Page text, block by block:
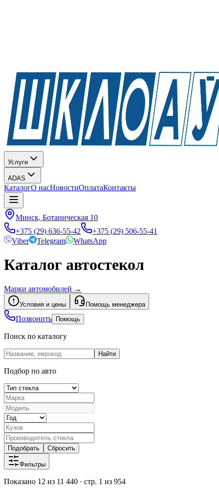
Услуги
ADAS
КаталогО насНовостиОплатаКонтакты
Минск, Ботаническая 10
+375 (29) 636-55-42
+375 (29) 506-55-41
Viber
Telegram WhatsApp
Каталог автостекол
Марки автомобилей →
Условия и цены Помощь менеджера
Позвонить Помощь
Поиск по каталогу
Найти
Подбор по авто
Подобрать Сбросить
Фильтры
Показано 12 из 11 440 · стр. 1 из 954